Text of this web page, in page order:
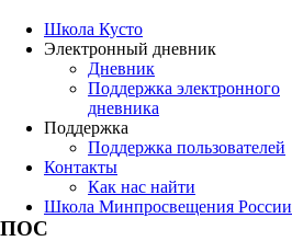
Школа Кусто
Электронный дневник
Дневник
Поддержка электронного
дневника
Поддержка
Поддержка пользователей
Контакты
Как нас найти
Школа Минпросвещения России
ПОС